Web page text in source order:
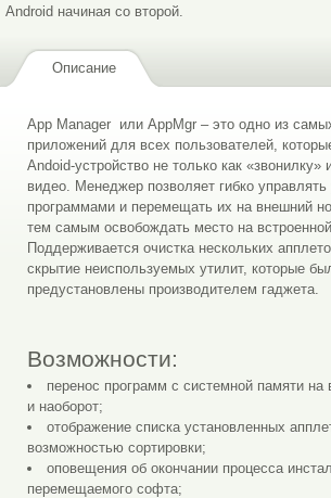
Android начиная со второй.
Описание
App Manager или AppMgr – это одно из
приложений для всех пользователей,
Andoid-устройство не только как
видео. Менеджер позволяет гибко
программами и перемещать их на внешний
тем самым освобождать место на
Поддерживается очистка нескольких
скрытие неиспользуемых утилит, которые
предустановлены производителем гаджета.
Возможности:
перенос программ с системной памяти на
и наоборот;
отображение списка установленных
возможностью сортировки;
оповещения об окончании процесса
перемещаемого софта;